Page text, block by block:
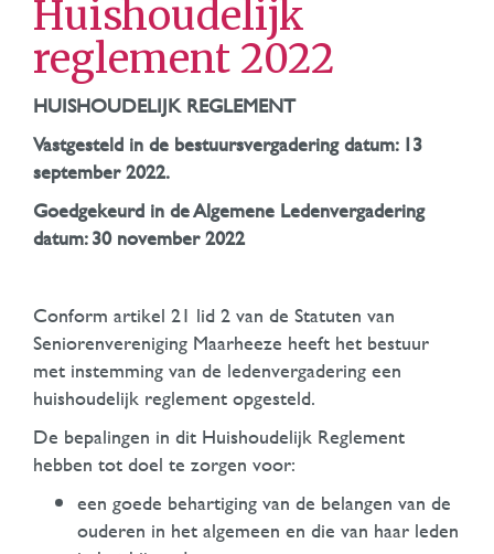
Huishoudelijk
reglement 2022
HUISHOUDELIJK REGLEMENT
Vastgesteld in de bestuursvergadering datum: 13
september 2022.
Goedgekeurd in de Algemene Ledenvergadering
datum: 30 november 2022
Conform artikel 21 lid 2 van de Statuten van
Seniorenvereniging Maarheeze heeft het bestuur
met instemming van de ledenvergadering een
huishoudelijk reglement opgesteld.
De bepalingen in dit Huishoudelijk Reglement
hebben tot doel te zorgen voor:
een goede behartiging van de belangen van de
ouderen in het algemeen en die van haar leden